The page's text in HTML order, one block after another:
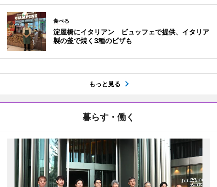
食べる
淀屋橋にイタリアン ビュッフェで提供、イタリア
製の釜で焼く3種のピザも
もっと見る
暮らす・働く